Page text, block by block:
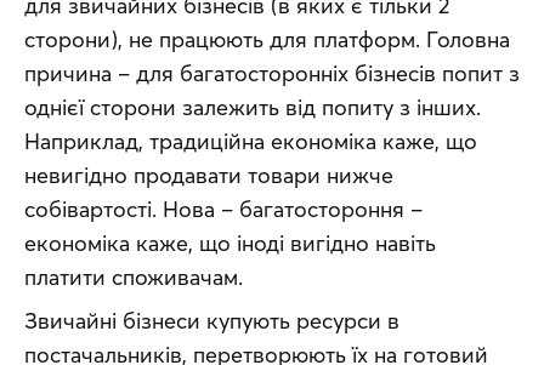
для звичайних бізнесів (в яких є тільки 2
сторони), не працюють для платформ. Головна
причина – для багатосторонніх бізнесів попит з
однієї сторони залежить від попиту з інших.
Наприклад, традиційна економіка каже, що
невигідно продавати товари нижче
собівартості. Нова – багатостороння –
економіка каже, що іноді вигідно навіть
платити споживачам.
Звичайні бізнеси купують ресурси в
постачальників, перетворюють їх на готовий